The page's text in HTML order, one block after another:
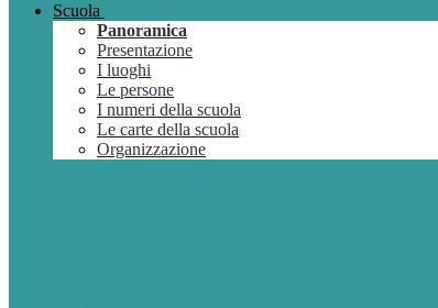
Scuola
Panoramica
Presentazione
I luoghi
Le persone
I numeri della scuola
Le carte della scuola
Organizzazione